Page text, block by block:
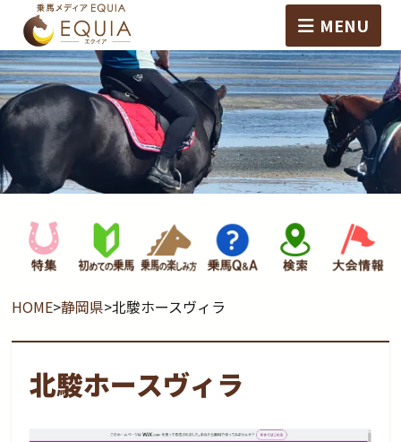
MENU
HOME>静岡県>北駿ホースヴィラ
北駿ホースヴィラ